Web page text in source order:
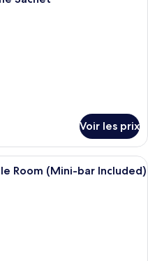
Voir les prix
chambre d’hôtel moderne
Room (Mini-bar Included)